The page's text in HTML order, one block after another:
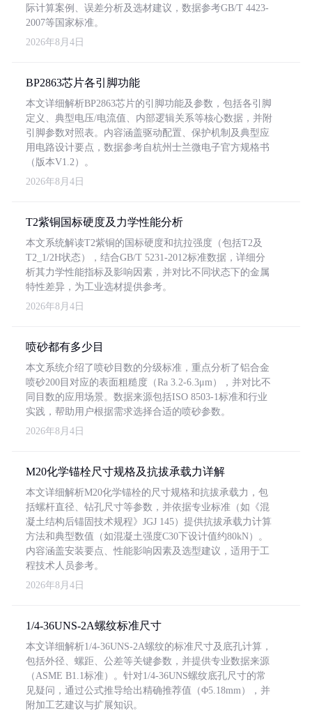
际计算案例、误差分析及选材建议，数据参考GB/T 4423-
2007等国家标准。
2026年8月4日
BP2863芯片各引脚功能
本文详细解析BP2863芯片的引脚功能及参数，包括各引脚
定义、典型电压/电流值、内部逻辑关系等核心数据，并附
引脚参数对照表。内容涵盖驱动配置、保护机制及典型应
用电路设计要点，数据参考自杭州士兰微电子官方规格书
（版本V1.2）。
2026年8月4日
T2紫铜国标硬度及力学性能分析
本文系统解读T2紫铜的国标硬度和抗拉强度（包括T2及
T2_1/2H状态），结合GB/T 5231-2012标准数据，详细分
析其力学性能指标及影响因素，并对比不同状态下的金属
特性差异，为工业选材提供参考。
2026年8月4日
喷砂都有多少目
本文系统介绍了喷砂目数的分级标准，重点分析了铝合金
喷砂200目对应的表面粗糙度（Ra 3.2-6.3μm），并对比不
同目数的应用场景。数据来源包括ISO 8503-1标准和行业
实践，帮助用户根据需求选择合适的喷砂参数。
2026年8月4日
M20化学锚栓尺寸规格及抗拔承载力详解
本文详细解析M20化学锚栓的尺寸规格和抗拔承载力，包
括螺杆直径、钻孔尺寸等参数，并依据专业标准（如《混
凝土结构后锚固技术规程》JGJ 145）提供抗拔承载力计算
方法和典型数值（如混凝土强度C30下设计值约80kN）。
内容涵盖安装要点、性能影响因素及选型建议，适用于工
程技术人员参考。
2026年8月4日
1/4-36UNS-2A螺纹标准尺寸
本文详细解析1/4-36UNS-2A螺纹的标准尺寸及底孔计算，
包括外径、螺距、公差等关键参数，并提供专业数据来源
（ASME B1.1标准）。针对1/4-36UNS螺纹底孔尺寸的常
见疑问，通过公式推导给出精确推荐值（Φ5.18mm），并
附加工艺建议与扩展知识。